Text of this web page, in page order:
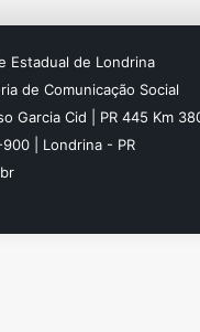
Estadual de Londrina
de Comunicação Social
Garcia Cid | PR 445 Km
| Londrina - PR